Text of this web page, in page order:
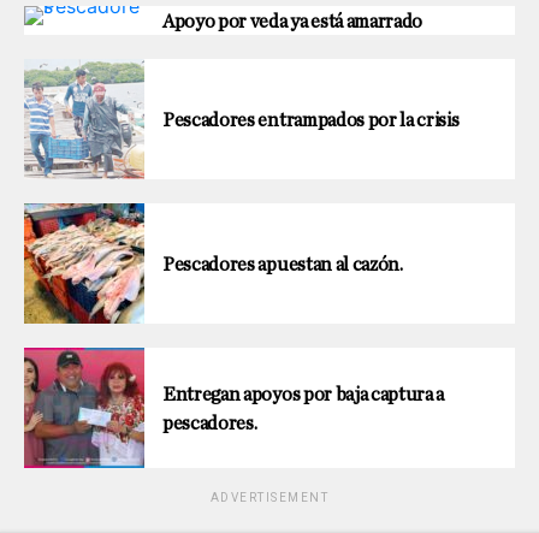
Apoyo por veda ya está amarrado
Pescadores entrampados por la crisis
Pescadores apuestan al cazón.
Entregan apoyos por baja captura a
pescadores.
ADVERTISEMENT